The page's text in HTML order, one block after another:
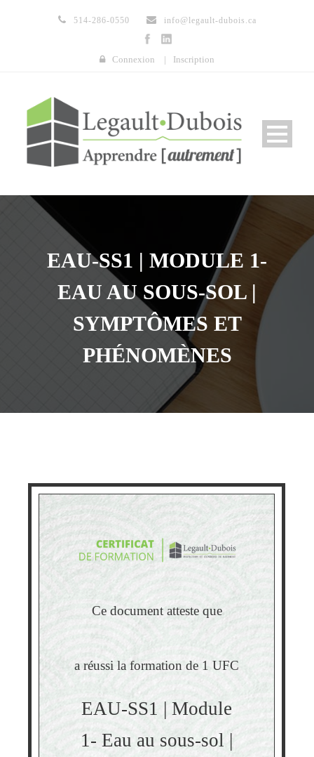
514-286-0550 info@legault-dubois.ca
Connexion | Inscription
EAU-SS1 | MODULE 1-
EAU AU SOUS-SOL |
SYMPTÔMES ET
PHÉNOMÈNES
Ce document atteste que
a réussi la formation de 1 UFC
EAU-SS1 | Module
1- Eau au sous-sol |